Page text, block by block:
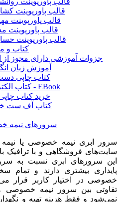
قالب پاورپوینت
قالب پاورپوینت
قالب پاورپوینت
قالب پاورپوینت
کتاب و
جزوات آموزشی دارای مجوز از
آموزش زبان
کتاب چاپی
کتاب الکترونیک - EBook
خرید کتاب
کتاب آف ست
سرورهای نیمه
سرور ابری نیمه خصوصی یا نیمه
سایت‌های فروشگاهی و با ترافیک
این سرورهای ابری نسبت به
پایداری بیشتری دارند و تمام
خصوصی در اختیار کاربر قرار
تفاوتی بین سرور نیمه
نمی‌شود و فقط هزینه تهیه و